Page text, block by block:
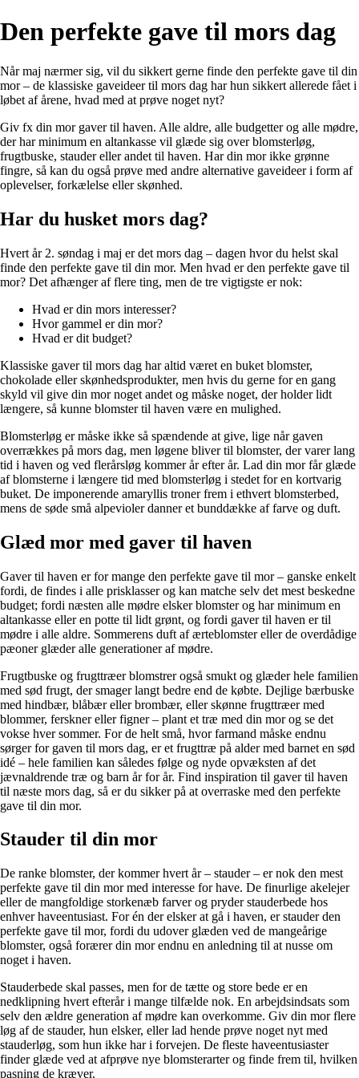
Den perfekte gave til mors dag
Når maj nærmer sig, vil du sikkert gerne finde den perfekte gave til din
mor – de klassiske gaveideer til mors dag har hun sikkert allerede fået i
løbet af årene, hvad med at prøve noget nyt?
Giv fx din mor gaver til haven. Alle aldre, alle budgetter og alle mødre,
der har minimum en altankasse vil glæde sig over blomsterløg,
frugtbuske, stauder eller andet til haven. Har din mor ikke grønne
fingre, så kan du også prøve med andre alternative gaveideer i form af
oplevelser, forkælelse eller skønhed.
Har du husket mors dag?
Hvert år 2. søndag i maj er det mors dag – dagen hvor du helst skal
finde den perfekte gave til din mor. Men hvad er den perfekte gave til
mor? Det afhænger af flere ting, men de tre vigtigste er nok:
Hvad er din mors interesser?
Hvor gammel er din mor?
Hvad er dit budget?
Klassiske gaver til mors dag har altid været en buket blomster,
chokolade eller skønhedsprodukter, men hvis du gerne for en gang
skyld vil give din mor noget andet og måske noget, der holder lidt
længere, så kunne blomster til haven være en mulighed.
Blomsterløg er måske ikke så spændende at give, lige når gaven
overrækkes på mors dag, men løgene bliver til blomster, der varer lang
tid i haven og ved flerårsløg kommer år efter år. Lad din mor får glæde
af blomsterne i længere tid med blomsterløg i stedet for en kortvarig
buket. De imponerende amaryllis troner frem i ethvert blomsterbed,
mens de søde små alpevioler danner et bunddække af farve og duft.
Glæd mor med gaver til haven
Gaver til haven er for mange den perfekte gave til mor – ganske enkelt
fordi, de findes i alle prisklasser og kan matche selv det mest beskedne
budget; fordi næsten alle mødre elsker blomster og har minimum en
altankasse eller en potte til lidt grønt, og fordi gaver til haven er til
mødre i alle aldre. Sommerens duft af ærteblomster eller de overdådige
pæoner glæder alle generationer af mødre.
Frugtbuske og frugttræer blomstrer også smukt og glæder hele familien
med sød frugt, der smager langt bedre end de købte. Dejlige bærbuske
med hindbær, blåbær eller brombær, eller skønne frugttræer med
blommer, ferskner eller figner – plant et træ med din mor og se det
vokse hver sommer. For de helt små, hvor farmand måske endnu
sørger for gaven til mors dag, er et frugttræ på alder med barnet en sød
idé – hele familien kan således følge og nyde opvæksten af det
jævnaldrende træ og barn år for år. Find inspiration til gaver til haven
til næste mors dag, så er du sikker på at overraske med den perfekte
gave til din mor.
Stauder til din mor
De ranke blomster, der kommer hvert år – stauder – er nok den mest
perfekte gave til din mor med interesse for have. De finurlige akelejer
eller de mangfoldige storkenæb farver og pryder stauderbede hos
enhver haveentusiast. For én der elsker at gå i haven, er stauder den
perfekte gave til mor, fordi du udover glæden ved de mangeårige
blomster, også forærer din mor endnu en anledning til at nusse om
noget i haven.
Stauderbede skal passes, men for de tætte og store bede er en
nedklipning hvert efterår i mange tilfælde nok. En arbejdsindsats som
selv den ældre generation af mødre kan overkomme. Giv din mor flere
løg af de stauder, hun elsker, eller lad hende prøve noget nyt med
stauderløg, som hun ikke har i forvejen. De fleste haveentusiaster
finder glæde ved at afprøve nye blomsterarter og finde frem til, hvilken
pasning de kræver.